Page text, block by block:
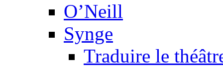
O’Neill
Synge
Traduire le